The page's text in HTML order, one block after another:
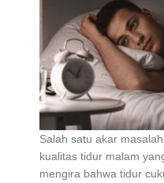
Salah satu akar
kualitas tidur malam
mengira bahwa tidur